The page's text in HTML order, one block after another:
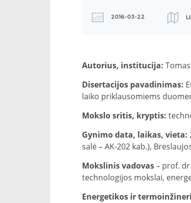
2016-03-22
Autorius, institucija:
Disertacijos pavadinimas:
laiko priklausomiems
Mokslo sritis, kryptis:
Gynimo data, laikas, vieta:
salė – AK-202 kab.),
Mokslinis vadovas– prof.
technologijos mokslai,
Energetikos ir